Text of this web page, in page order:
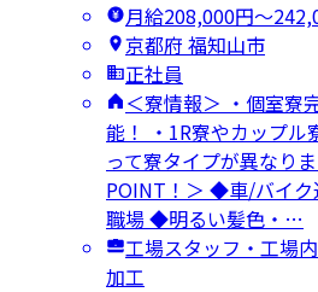
月給208,000円〜
京都府 福知山市
正社員
＜寮情報＞ ・個室寮
能！ ・1R寮やカップ
って寮タイプが異なり
POINT！＞ ◆車/バイク
職場 ◆明るい髪色・…
工場スタッフ・工場
加工